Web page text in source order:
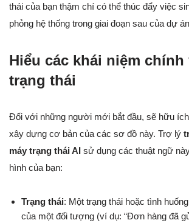
thái của bạn thậm chí có thể thúc đẩy việc
phỏng hệ thống trong giai đoạn sau của dự
Hiểu các khái niệm chính
trạng thái
Đối với những người mới bắt đầu, sẽ hữu
xây dựng cơ bản của các sơ đồ này. Trợ lý
máy trạng thái AI sử dụng các thuật ngữ
hình của bạn:
Trạng thái: Một trạng thái hoặc tình
của một đối tượng (ví dụ: “Đơn hàng đã